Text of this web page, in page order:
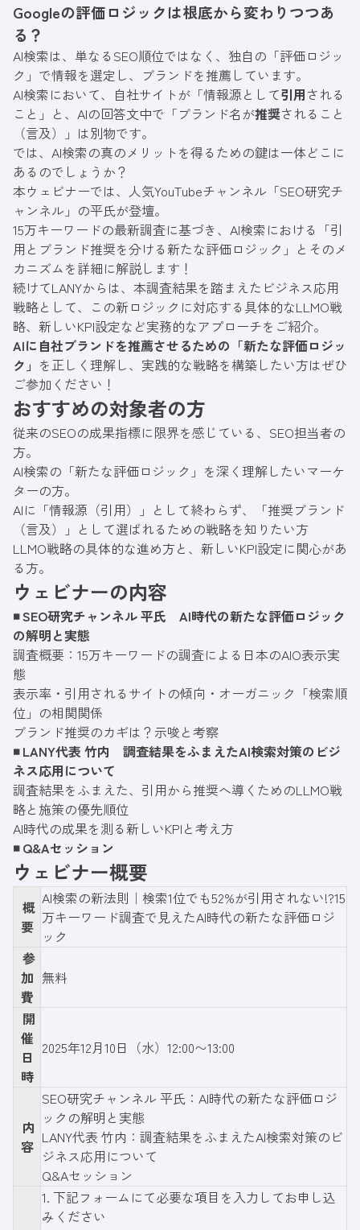
Googleの評価ロジックは根底から変わりつつあ
る？
AI検索は、単なるSEO順位ではなく、独自の「評価ロジッ
ク」で情報を選定し、ブランドを推薦しています。
AI検索において、自社サイトが「情報源として引用される
こと」と、AIの回答文中で「ブランド名が推奨されること
（言及）」は別物です。
では、AI検索の真のメリットを得るための鍵は一体どこに
あるのでしょうか？
本ウェビナーでは、人気YouTubeチャンネル「SEO研究チ
ャンネル」の平氏が登壇。
15万キーワードの最新調査に基づき、AI検索における「引
用とブランド推奨を分ける新たな評価ロジック」とそのメ
カニズムを詳細に解説します！
続けてLANYからは、本調査結果を踏まえたビジネス応用
戦略として、この新ロジックに対応する具体的なLLMO戦
略、新しいKPI設定など実務的なアプローチをご紹介。
AIに自社ブランドを推薦させるための「新たな評価ロジッ
ク」 を正しく理解し、実践的な戦略を構築したい方はぜひ
ご参加ください！
おすすめの対象者の方
従来のSEOの成果指標に限界を感じている、SEO担当者の
方。
AI検索の「新たな評価ロジック」を深く理解したいマーケ
ターの方。
AIに「情報源（引用）」として終わらず、「推奨ブランド
（言及）」として選ばれるための戦略を知りたい方
LLMO戦略の具体的な進め方と、新しいKPI設定に関心があ
る方。
ウェビナーの内容
◾ SEO研究チャンネル 平氏 AI時代の新たな評価ロジック
の解明と実態
調査概要：15万キーワードの調査による日本のAIO表示実
態
表示率・引用されるサイトの傾向・オーガニック「検索順
位」の相関関係
ブランド推奨のカギは？示唆と考察
◾ LANY代表 竹内 調査結果をふまえたAI検索対策のビジ
ネス応用について
調査結果をふまえた、引用から推奨へ導くためのLLMO戦
略と施策の優先順位
AI時代の成果を測る新しいKPIと考え方
◾️ Q&Aセッション
ウェビナー概要
概
要
AI検索の新法則｜検索1位でも52%が引用されない!?15
万キーワード調査で見えたAI時代の新たな評価ロジ
ック
参
加
費
無料
開
催
日
時
2025年12月10日（水）12:00〜13:00
内
容
SEO研究チャンネル 平氏：AI時代の新たな評価ロジ
ックの解明と実態
LANY代表 竹内：調査結果をふまえたAI検索対策のビ
ジネス応用について
Q&Aセッション
1. 下記フォーム にて必要な項目を入力してお申し込
みください